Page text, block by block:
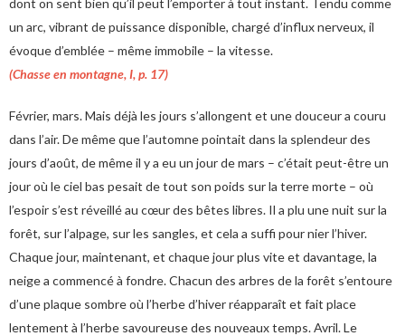
dont on sent bien qu’il peut l’emporter à tout instant. Tendu comme
un arc, vibrant de puissance disponible, chargé d’influx nerveux, il
évoque d’emblée – même immobile – la vitesse.
(Chasse en montagne, I, p. 17)
Février, mars. Mais déjà les jours s’allongent et une douceur a couru
dans l’air. De même que l’automne pointait dans la splendeur des
jours d’août, de même il y a eu un jour de mars – c’était peut-être un
jour où le ciel bas pesait de tout son poids sur la terre morte – où
l’espoir s’est réveillé au cœur des bêtes libres. Il a plu une nuit sur la
forêt, sur l’alpage, sur les sangles, et cela a suffi pour nier l’hiver.
Chaque jour, maintenant, et chaque jour plus vite et davantage, la
neige a commencé à fondre. Chacun des arbres de la forêt s’entoure
d’une plaque sombre où l’herbe d’hiver réapparaît et fait place
lentement à l’herbe savoureuse des nouveaux temps. Avril. Le